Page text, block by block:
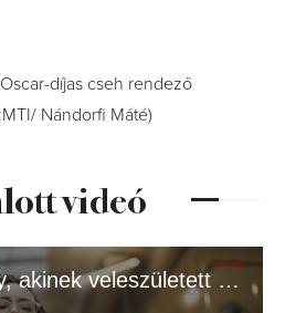
díjas cseh rendező
Nándorfi Máté)
videó
Három csillagjegy, akinek veleszületett tekintélye van – igazi vezetők